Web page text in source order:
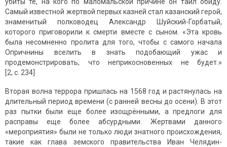
Самый известной жертвой первых казней стал казанский герой,
знаменитый полководец Александр Шуйский-Горбатый,
которого приговорили к смерти вместе с сыном. «Эта кровь
была несомненно пролита для того, чтобы с самого начала
Опричнины вселить в знать подобающий ужас и
продемонстрировать, что неприкосновенных не будет.»
[2, с. 234]
Вторая волна террора пришлась на 1568 год и растянулась на
длительный период времени (с ранней весны до осени). В этот
раз пытки были еще более изощрёнными, а предлоги для
расправы еще более абсурдными. Жертвами данного
«мероприятия» были не только люди знатного происхождения,
такие как глава земского правительства Иван Челядин-